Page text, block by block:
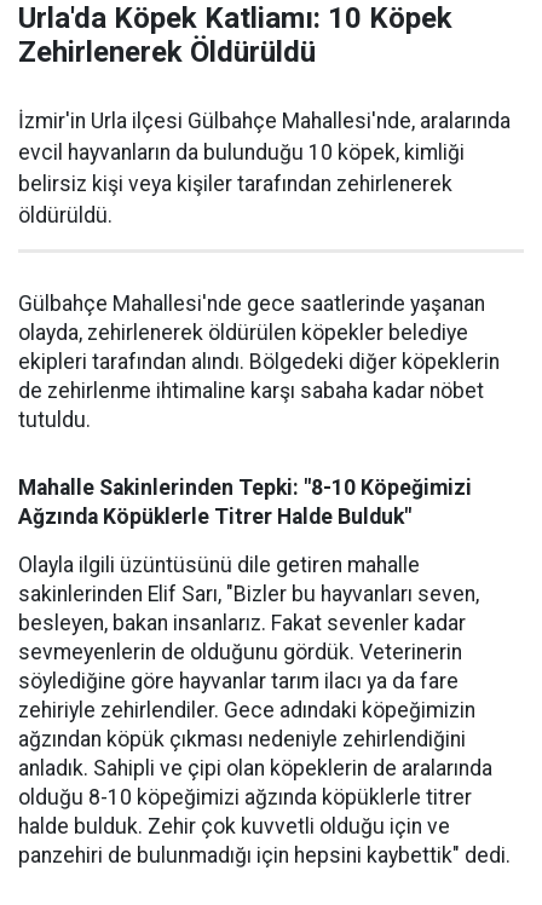
Urla'da Köpek Katliamı: 10 Köpek
Zehirlenerek Öldürüldü
İzmir'in Urla ilçesi Gülbahçe Mahallesi'nde, aralarında
evcil hayvanların da bulunduğu 10 köpek, kimliği
belirsiz kişi veya kişiler tarafından zehirlenerek
öldürüldü.
Gülbahçe Mahallesi'nde gece saatlerinde yaşanan
olayda, zehirlenerek öldürülen köpekler belediye
ekipleri tarafından alındı. Bölgedeki diğer köpeklerin
de zehirlenme ihtimaline karşı sabaha kadar nöbet
tutuldu.
Mahalle Sakinlerinden Tepki: "8-10 Köpeğimizi
Ağzında Köpüklerle Titrer Halde Bulduk"
Olayla ilgili üzüntüsünü dile getiren mahalle
sakinlerinden Elif Sarı, "Bizler bu hayvanları seven,
besleyen, bakan insanlarız. Fakat sevenler kadar
sevmeyenlerin de olduğunu gördük. Veterinerin
söylediğine göre hayvanlar tarım ilacı ya da fare
zehiriyle zehirlendiler. Gece adındaki köpeğimizin
ağzından köpük çıkması nedeniyle zehirlendiğini
anladık. Sahipli ve çipi olan köpeklerin de aralarında
olduğu 8-10 köpeğimizi ağzında köpüklerle titrer
halde bulduk. Zehir çok kuvvetli olduğu için ve
panzehiri de bulunmadığı için hepsini kaybettik" dedi.